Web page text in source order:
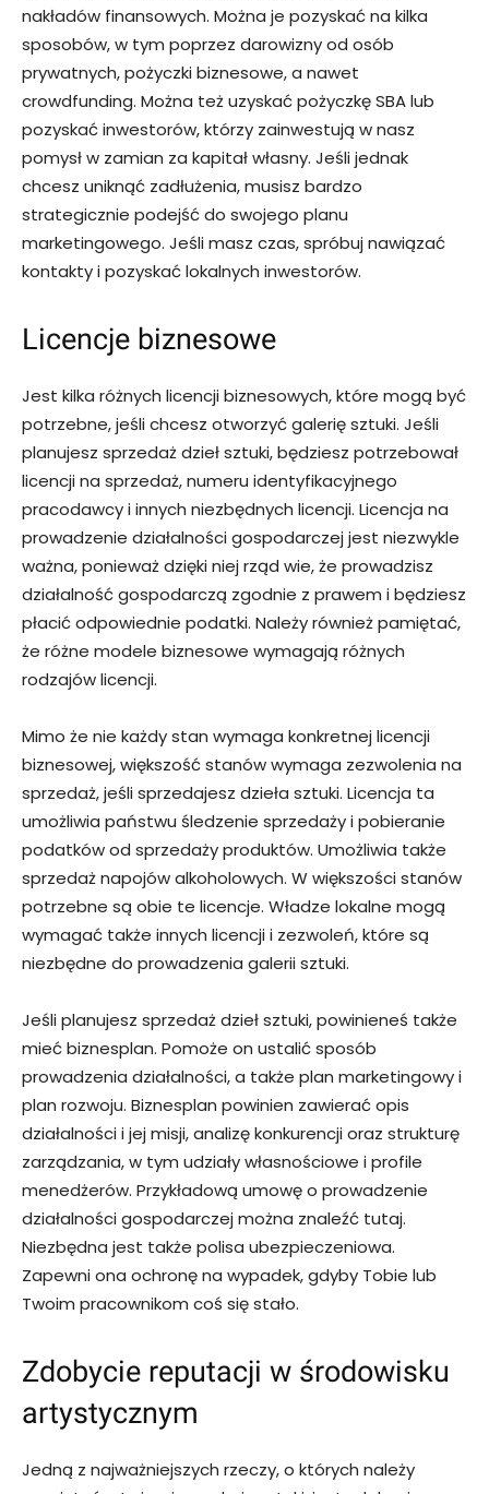
nakładów finansowych. Można je pozyskać na kilka
sposobów, w tym poprzez darowizny od osób
prywatnych, pożyczki biznesowe, a nawet
crowdfunding. Można też uzyskać pożyczkę SBA lub
pozyskać inwestorów, którzy zainwestują w nasz
pomysł w zamian za kapitał własny. Jeśli jednak
chcesz uniknąć zadłużenia, musisz bardzo
strategicznie podejść do swojego planu
marketingowego. Jeśli masz czas, spróbuj nawiązać
kontakty i pozyskać lokalnych inwestorów.
Licencje biznesowe
Jest kilka różnych licencji biznesowych, które mogą być
potrzebne, jeśli chcesz otworzyć galerię sztuki. Jeśli
planujesz sprzedaż dzieł sztuki, będziesz potrzebował
licencji na sprzedaż, numeru identyfikacyjnego
pracodawcy i innych niezbędnych licencji. Licencja na
prowadzenie działalności gospodarczej jest niezwykle
ważna, ponieważ dzięki niej rząd wie, że prowadzisz
działalność gospodarczą zgodnie z prawem i będziesz
płacić odpowiednie podatki. Należy również pamiętać,
że różne modele biznesowe wymagają różnych
rodzajów licencji.
Mimo że nie każdy stan wymaga konkretnej licencji
biznesowej, większość stanów wymaga zezwolenia na
sprzedaż, jeśli sprzedajesz dzieła sztuki. Licencja ta
umożliwia państwu śledzenie sprzedaży i pobieranie
podatków od sprzedaży produktów. Umożliwia także
sprzedaż napojów alkoholowych. W większości stanów
potrzebne są obie te licencje. Władze lokalne mogą
wymagać także innych licencji i zezwoleń, które są
niezbędne do prowadzenia galerii sztuki.
Jeśli planujesz sprzedaż dzieł sztuki, powinieneś także
mieć biznesplan. Pomoże on ustalić sposób
prowadzenia działalności, a także plan marketingowy i
plan rozwoju. Biznesplan powinien zawierać opis
działalności i jej misji, analizę konkurencji oraz strukturę
zarządzania, w tym udziały własnościowe i profile
menedżerów. Przykładową umowę o prowadzenie
działalności gospodarczej można znaleźć tutaj.
Niezbędna jest także polisa ubezpieczeniowa.
Zapewni ona ochronę na wypadek, gdyby Tobie lub
Twoim pracownikom coś się stało.
Zdobycie reputacji w środowisku
artystycznym
Jedną z najważniejszych rzeczy, o których należy